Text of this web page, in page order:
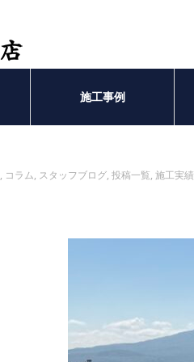
施工事例
, コラム, スタッフブログ, 投稿一覧, 施工実績